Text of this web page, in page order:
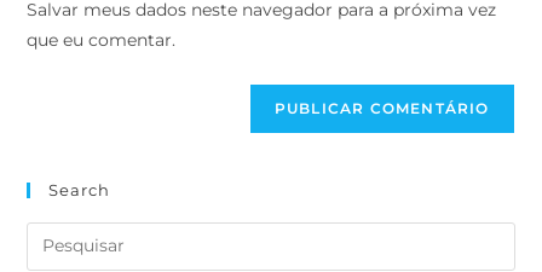
Salvar meus dados neste navegador para a próxima vez
que eu comentar.
Search